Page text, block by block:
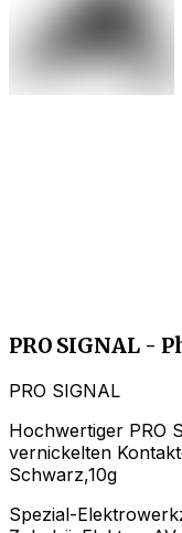
PRO SIGNAL -
PRO SIGNAL
Hochwertiger PRO
vernickelten
Schwarz,10g
Spezial-